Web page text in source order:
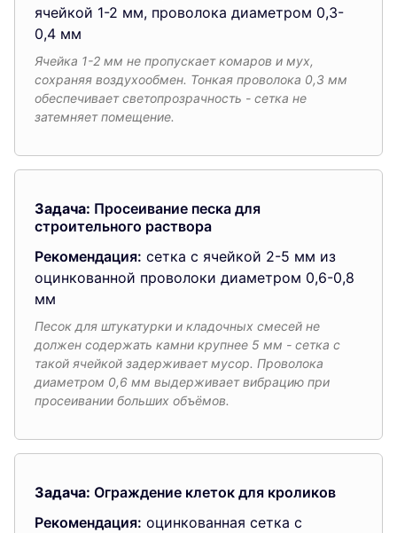
ячейкой 1-2 мм, проволока диаметром 0,3-
0,4 мм
Ячейка 1-2 мм не пропускает комаров и мух,
сохраняя воздухообмен. Тонкая проволока 0,3 мм
обеспечивает светопрозрачность - сетка не
затемняет помещение.
Задача: Просеивание песка для
строительного раствора
Рекомендация: сетка с ячейкой 2-5 мм из
оцинкованной проволоки диаметром 0,6-0,8
мм
Песок для штукатурки и кладочных смесей не
должен содержать камни крупнее 5 мм - сетка с
такой ячейкой задерживает мусор. Проволока
диаметром 0,6 мм выдерживает вибрацию при
просеивании больших объёмов.
Задача: Ограждение клеток для кроликов
Рекомендация: оцинкованная сетка с